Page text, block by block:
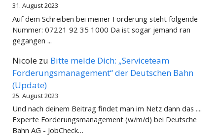
31. August 2023
Auf dem Schreiben bei meiner Forderung steht folgende
Nummer: 07221 92 35 1000 Da ist sogar jemand ran
gegangen ...
Nicole zu Bitte melde Dich: „Serviceteam
Forderungsmanagement“ der Deutschen Bahn
(Update)
25. August 2023
Und nach deinem Beitrag findet man im Netz dann das ....
Experte Forderungsmanagement (w/m/d) bei Deutsche
Bahn AG - JobCheck…